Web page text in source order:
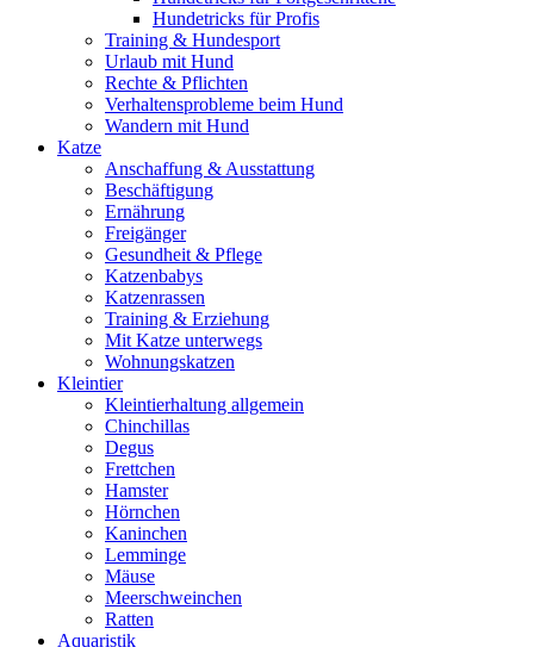
Hundetricks für Profis
Training & Hundesport
Urlaub mit Hund
Rechte & Pflichten
Verhaltensprobleme beim Hund
Wandern mit Hund
Katze
Anschaffung & Ausstattung
Beschäftigung
Ernährung
Freigänger
Gesundheit & Pflege
Katzenbabys
Katzenrassen
Training & Erziehung
Mit Katze unterwegs
Wohnungskatzen
Kleintier
Kleintierhaltung allgemein
Chinchillas
Degus
Frettchen
Hamster
Hörnchen
Kaninchen
Lemminge
Mäuse
Meerschweinchen
Ratten
Aquaristik